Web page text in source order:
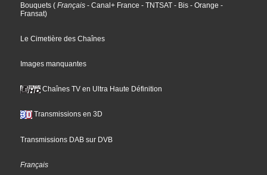
Bouquets ( Français - Canal+ France - TNTSAT - Bis - Orange -
Fransat)
Le Cimetière des Chaînes
Images manquantes
Chaînes TV en Ultra Haute Définition
Transmissions en 3D
Transmissions DAB sur DVB
Français